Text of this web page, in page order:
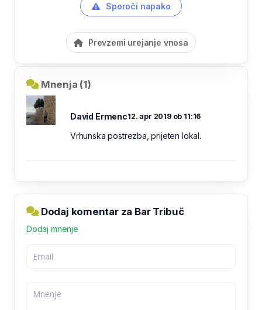
Sporoči napako
Prevzemi urejanje vnosa
Mnenja (1)
David Ermenc12. apr 2019 ob 11:16
Vrhunska postrezba, prijeten lokal.
Dodaj komentar za Bar Tribuč
Dodaj mnenje